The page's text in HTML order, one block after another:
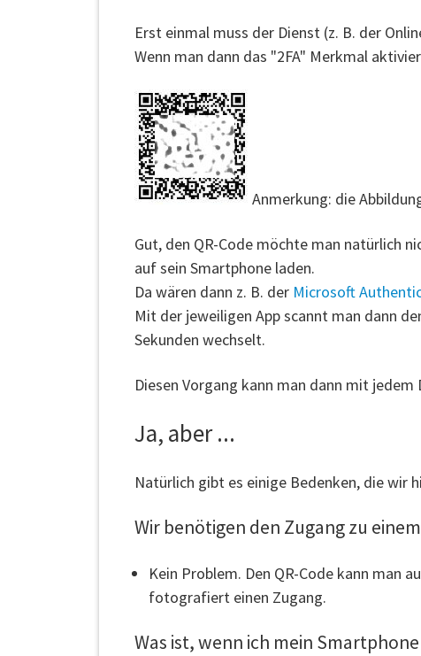
Erst einmal muss der Dienst (z. B. der
Wenn man dann das "2FA" Merkmal
Anmerkung: die
Gut, den QR-Code möchte man natürlich
auf sein Smartphone laden.
Da wären dann z. B. der Microsoft
Mit der jeweiligen App scannt man dann
Sekunden wechselt.
Diesen Vorgang kann man dann mit
Ja, aber ...
Natürlich gibt es einige Bedenken, die wir
Wir benötigen den Zugang zu
Kein Problem. Den QR-Code kann man
fotografiert einen Zugang.
Was ist, wenn ich mein